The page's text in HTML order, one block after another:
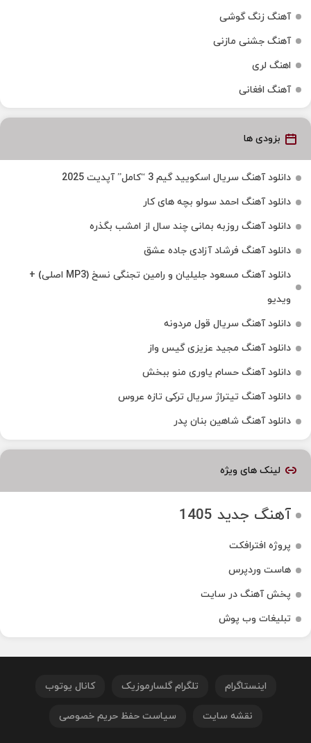
آهنگ زنگ گوشی
آهنگ جشنی مازنی
اهنگ لری
آهنگ افغانی
بزودی ها
دانلود آهنگ سریال اسکویید گیم 3 “کامل” آپدیت 2025
دانلود آهنگ احمد سولو بچه های کار
دانلود آهنگ روزبه بمانی چند سال از امشب بگذره
دانلود آهنگ فرشاد آزادی جاده عشق
دانلود آهنگ مسعود جلیلیان و رامین تجنگی نسخ (MP3 اصلی) +
ویدیو
دانلود آهنگ سریال قول مردونه
دانلود آهنگ مجید عزیزی گیس واز
دانلود آهنگ حسام یاوری منو ببخش
دانلود آهنگ تیتراژ سریال ترکی تازه عروس
دانلود آهنگ شاهین بنان پدر
لینک های ویژه
آهنگ جدید 1405
پروژه افترافکت
هاست وردپرس
پخش آهنگ در سایت
تبلیغات وب پوش
اینستاگرام تلگرام گلسارموزیک کانال یوتوب
نقشه سایت سیاست حفظ حریم خصوصی